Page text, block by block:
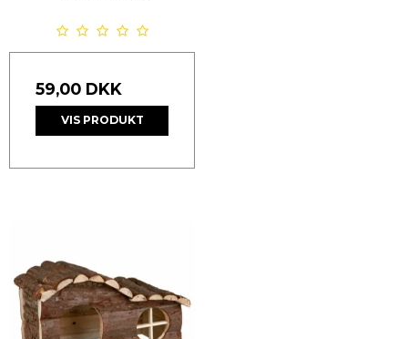
59,00 DKK
VIS PRODUKT